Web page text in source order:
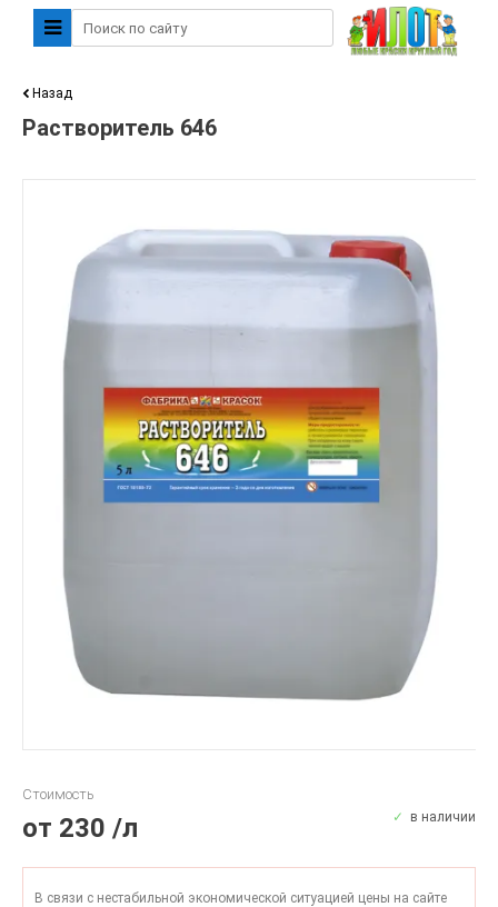
Назад
Растворитель 646
Стоимость
от 230 /л в наличии
В связи с нестабильной экономической ситуацией цены на сайте